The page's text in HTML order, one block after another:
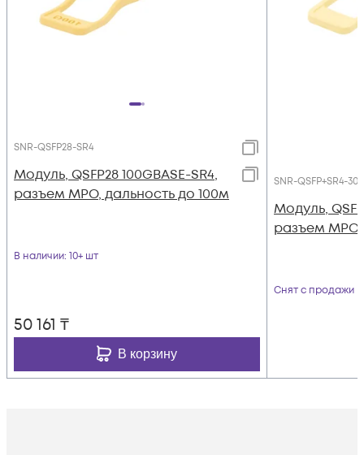
SNR-QSFP28-SR4
Модуль, QSFP28 100GBASE-SR4,
разъем MPO, дальность до 100м
В наличии: 10+ шт
50 161 ₸
В корзину
SNR-QSFP+SR4-300
Модуль,
разъем
Снят с продажи